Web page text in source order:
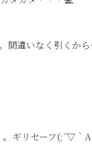
間違いなく引くか
ギリセーフ(;´▽｀